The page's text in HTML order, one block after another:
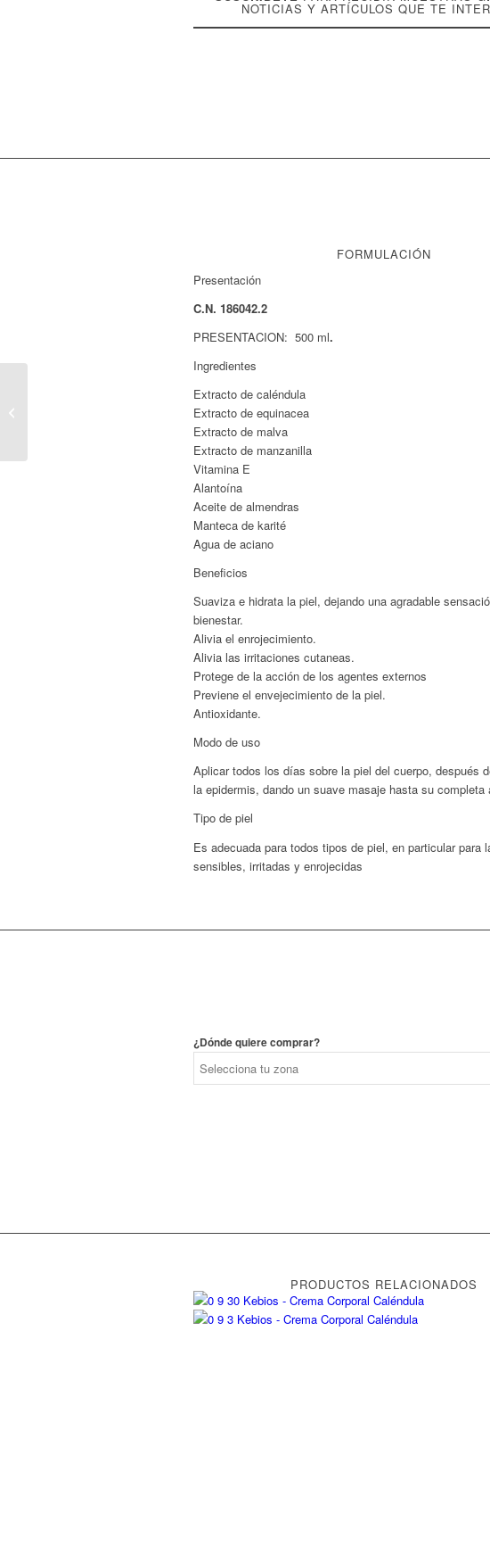
NOTICIAS Y ARTÍCULOS QUE TE
FORMULACIÓN
Presentación
C.N. 186042.2
PRESENTACION: 500 ml.
Ingredientes
Extracto de caléndula
Extracto de equinacea
Extracto de malva
Extracto de manzanilla
Vitamina E
Alantoína
Aceite de almendras
Manteca de karité
Agua de aciano
Beneficios
Suaviza e hidrata la piel, dejando una agradable
bienestar.
Alivia el enrojecimiento.
Alivia las irritaciones cutaneas.
Protege de la acción de los agentes externos
Previene el envejecimiento de la piel.
Antioxidante.
Modo de uso
Aplicar todos los días sobre la piel del cuerpo, después
la epidermis, dando un suave masaje hasta su completa
Tipo de piel
Es adecuada para todos tipos de piel, en particular para
sensibles, irritadas y enrojecidas
¿Dónde quiere comprar?
PRODUCTOS RELACIONADOS